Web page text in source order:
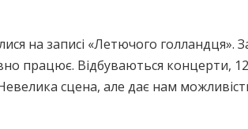
на записі «Летючого голландця».
працює. Відбуваються концерти, 12
сцена, але дає нам